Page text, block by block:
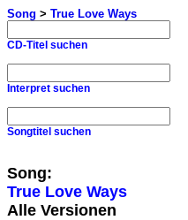
Song > True Love Ways
CD-Titel suchen
Interpret suchen
Songtitel suchen
Song:
True Love Ways
Alle Versionen